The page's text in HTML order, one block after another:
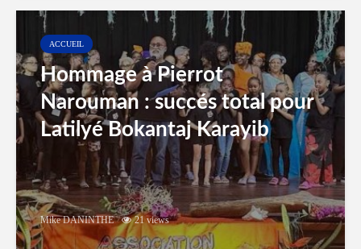
ACCUEIL
Hommage à Pierrot
Narouman : succés total pour
Latilyé Bokantaj Karayib
Mike DANINTHE 21 views